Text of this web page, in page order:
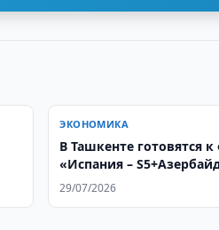
ЭКОНОМИКА
В Ташкенте готовятся
«Испания –
29/07/2026